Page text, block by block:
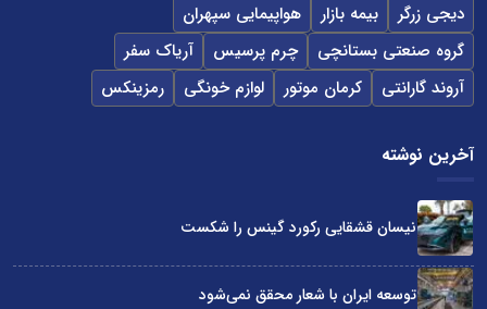
دیجی زرگر
بیمه بازار
هواپیمایی سپهران
گروه صنعتی بستانچی
چرم پرسیس
آریاک سفر
آروند گارانتی
کرمان موتور لوازم خونگی رمزینکس
آخرین نوشته
نیسان قشقایی رکورد گینس را شکست
توسعه ایران با شعار محقق نمی‌شود